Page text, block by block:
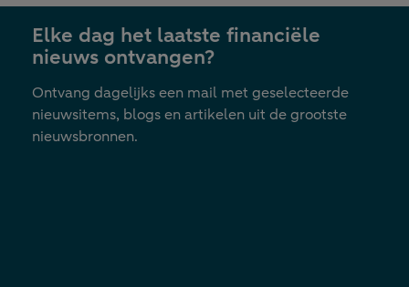
nieuwe
tab
Elke dag het laatste financiële
nieuws ontvangen?
Ontvang dagelijks een mail met geselecteerde
nieuwsitems, blogs en artikelen uit de grootste
nieuwsbronnen.